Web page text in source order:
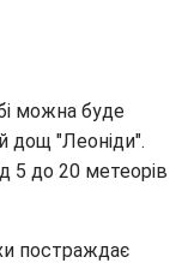
можна буде
дощ "Леоніди".
5 до 20 метеорів
постраждає